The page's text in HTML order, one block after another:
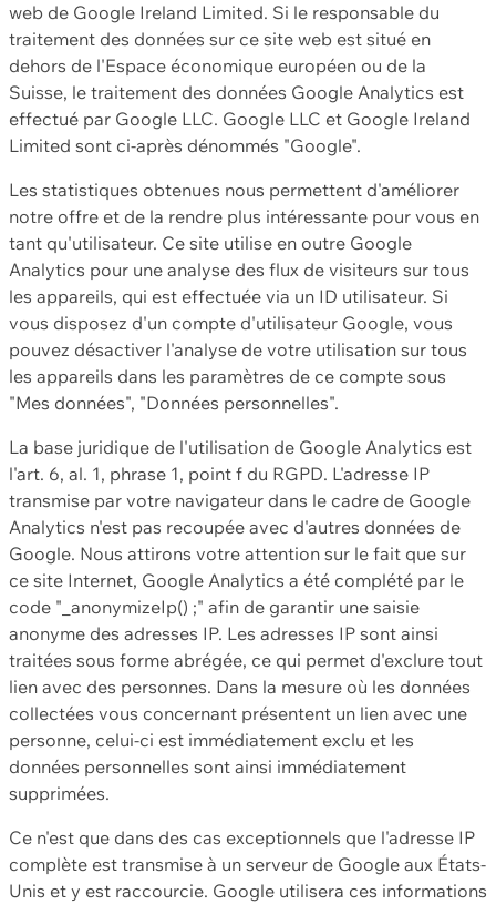
web de Google Ireland Limited. Si le responsable du
traitement des données sur ce site web est situé en
dehors de l'Espace économique européen ou de la
Suisse, le traitement des données Google Analytics est
effectué par Google LLC. Google LLC et Google Ireland
Limited sont ci-après dénommés "Google".
Les statistiques obtenues nous permettent d'améliorer
notre offre et de la rendre plus intéressante pour vous en
tant qu'utilisateur. Ce site utilise en outre Google
Analytics pour une analyse des flux de visiteurs sur tous
les appareils, qui est effectuée via un ID utilisateur. Si
vous disposez d'un compte d'utilisateur Google, vous
pouvez désactiver l'analyse de votre utilisation sur tous
les appareils dans les paramètres de ce compte sous
"Mes données", "Données personnelles".
La base juridique de l'utilisation de Google Analytics est
l'art. 6, al. 1, phrase 1, point f du RGPD. L'adresse IP
transmise par votre navigateur dans le cadre de Google
Analytics n'est pas recoupée avec d'autres données de
Google. Nous attirons votre attention sur le fait que sur
ce site Internet, Google Analytics a été complété par le
code "_anonymizeIp() ;" afin de garantir une saisie
anonyme des adresses IP. Les adresses IP sont ainsi
traitées sous forme abrégée, ce qui permet d'exclure tout
lien avec des personnes. Dans la mesure où les données
collectées vous concernant présentent un lien avec une
personne, celui-ci est immédiatement exclu et les
données personnelles sont ainsi immédiatement
supprimées.
Ce n'est que dans des cas exceptionnels que l'adresse IP
complète est transmise à un serveur de Google aux États-
Unis et y est raccourcie. Google utilisera ces informations